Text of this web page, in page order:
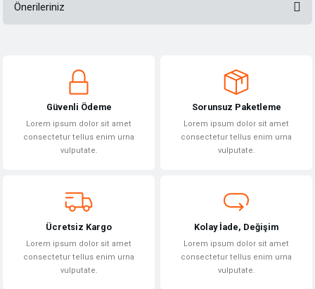
Önerileriniz
Görüş ve önerileriniz için teşekkür ederiz.
Ürün açıklamasında eksik bilgiler bulunuyor.
Ürün bilgilerinde hatalar bulunuyor.
Bu ürüne benzer farklı alternatifler olmalı.
Güvenli Ödeme
Lorem ipsum dolor sit amet
consectetur tellus enim urna
vulputate.
Sorunsuz Paketleme
Lorem ipsum dolor sit amet
consectetur tellus enim urna
vulputate.
Ücretsiz Kargo
Lorem ipsum dolor sit amet
consectetur tellus enim urna
vulputate.
Kolay İade, Değişim
Lorem ipsum dolor sit amet
consectetur tellus enim urna
vulputate.